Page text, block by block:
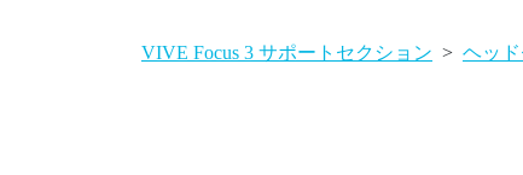
VIVE Focus 3 サポートセクション > ヘッ